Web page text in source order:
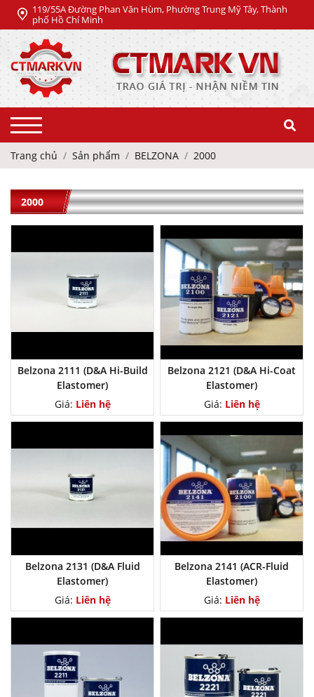
119/55A Đường Phan Văn Hùm, Phường Trung Mỹ Tây, Thành
phố Hồ Chí Minh
Trang chủ Sản phẩm BELZONA 2000
2000
Belzona 2111 (D&A Hi-Build
Elastomer)
Giá: Liên hệ
Belzona 2121 (D&A Hi-Coat
Elastomer)
Giá: Liên hệ
Belzona 2131 (D&A Fluid
Elastomer)
Giá: Liên hệ
Belzona 2141 (ACR-Fluid
Elastomer)
Giá: Liên hệ